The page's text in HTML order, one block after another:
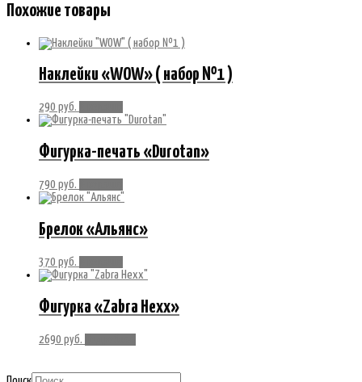
Похожие товары
Наклейки «WOW» ( набор №1 )
290 руб.
Фигурка-печать «Durotan»
790 руб.
Брелок «Альянс»
370 руб.
Фигурка «Zabra Hexx»
2690 руб.